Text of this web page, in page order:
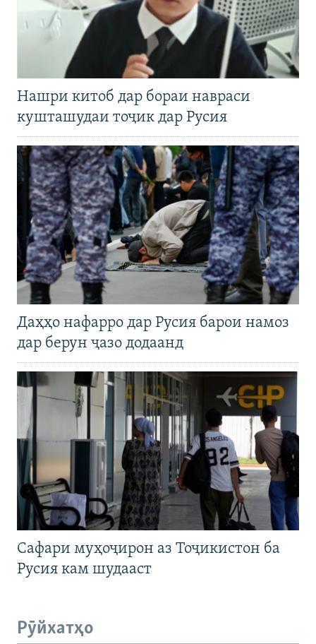
Нашри китоб дар бораи навраси
кушташудаи тоҷик дар Русия
Даҳҳо нафарро дар Русия барои намоз
дар берун ҷазо додаанд
Сафари муҳоҷирон аз Тоҷикистон ба
Русия кам шудааст
Рӯйхатҳо